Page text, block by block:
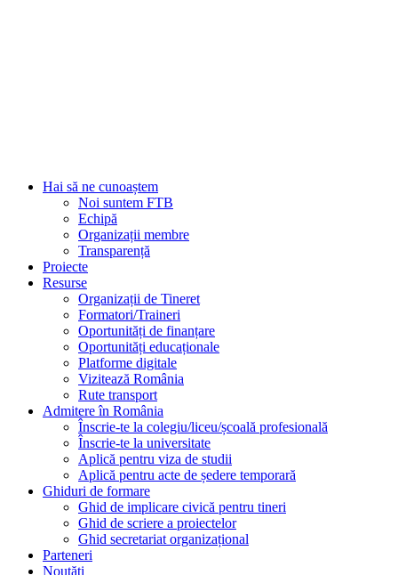
Hai să ne cunoaștem
Noi suntem FTB
Echipă
Organizații membre
Transparență
Proiecte
Resurse
Organizații de Tineret
Formatori/Traineri
Oportunități de finanțare
Oportunități educaționale
Platforme digitale
Vizitează România
Rute transport
Admitere în România
Înscrie-te la colegiu/liceu/școală profesională
Înscrie-te la universitate
Aplică pentru viza de studii
Aplică pentru acte de ședere temporară
Ghiduri de formare
Ghid de implicare civică pentru tineri
Ghid de scriere a proiectelor
Ghid secretariat organizațional
Parteneri
Noutăți